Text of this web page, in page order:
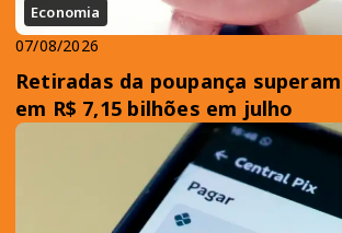
Economia
07/08/2026
Retiradas da poupança
em R$ 7,15 bilhões em julho